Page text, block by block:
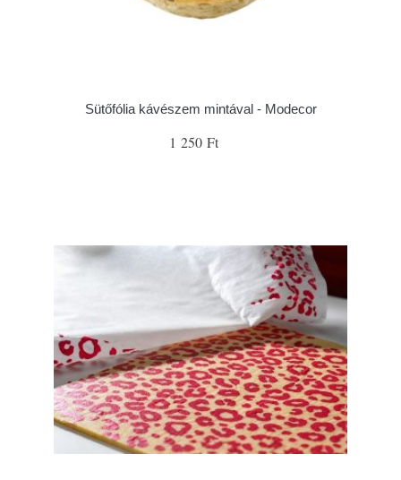
Sütőfólia kávészem mintával - Modecor
1 250 Ft